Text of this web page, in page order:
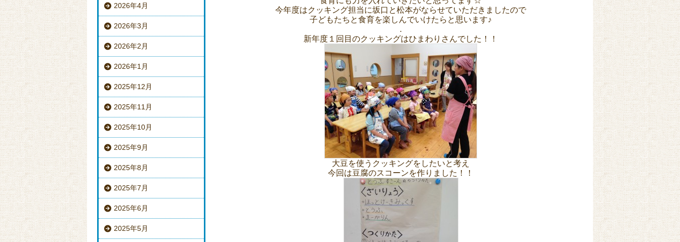
2026年4月
2026年3月
2026年2月
2026年1月
2025年12月
2025年11月
2025年10月
2025年9月
2025年8月
2025年7月
2025年6月
2025年5月
今年度はクッキング担当に坂口と松本がならせていただきましたので
子どもたちと食育を楽しんでいけたらと思います♪
.
新年度１回目のクッキングはひまわりさんでした！！
大豆を使うクッキングをしたいと考え
今回は豆腐のスコーンを作りました！！